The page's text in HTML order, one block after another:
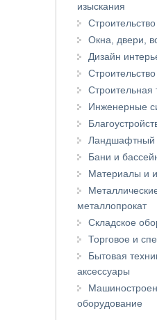
изыскания
Окна, двери,
Дизайн
Строительная
Инженерные
Ландшафтный
Бани и
Материалы и
металлопрокат
Складское
Торговое и
Бытовая
аксессуары
оборудование